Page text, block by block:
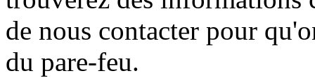
de nous contacter pour
du pare-feu.